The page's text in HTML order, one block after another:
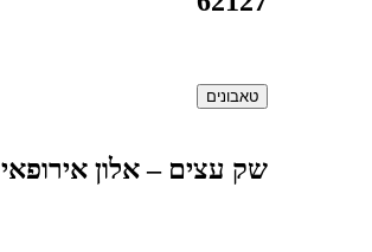
טאבונים
שק עצים – אלון אירופאי